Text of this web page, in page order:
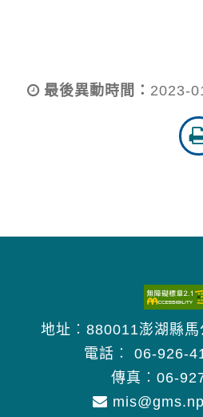
最後異動時間： 2023-
地址︰880011澎湖縣
電話︰ 06-926-
傳真︰06-